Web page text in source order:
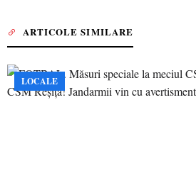
ARTICOLE SIMILARE
LOCALE